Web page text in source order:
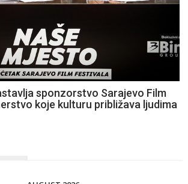
sponzorstvo Sarajevo Film
koje kulturu približava ljudima